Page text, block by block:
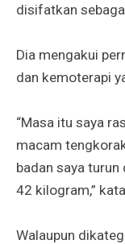
disifatkan
Dia mengakui
dan kemoterapi
“Masa itu saya
macam
badan saya
42 kilogram,”
Walaupun